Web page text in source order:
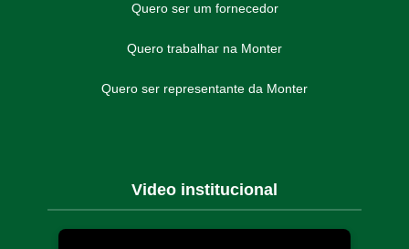
Quero ser um fornecedor
Quero trabalhar na Monter
Quero ser representante da Monter
Video institucional